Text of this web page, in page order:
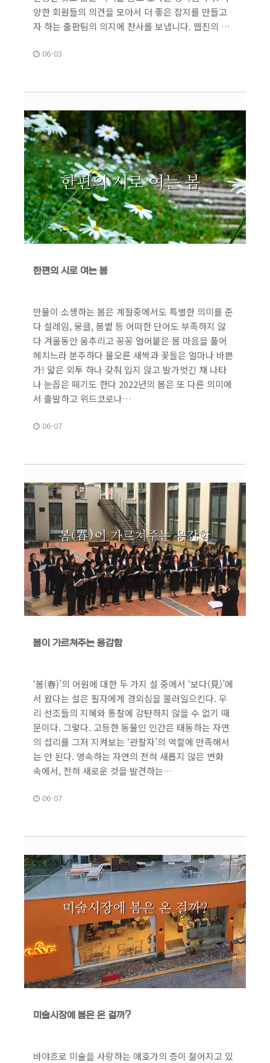
양한 회원들의 의견을 모아서 더 좋은 잡지를 만들고
자 하는 출판팀의 의지에 찬사를 보냅니다. 웹진의 …
06-03
한편의 시로 여는 봄
만물이 소생하는 봄은 계절중에서도 특별한 의미를 준
다 설레임, 뭉클, 봄볕 등 어떠한 단어도 부족하지 않
다 겨울동안 움추리고 꽁꽁 얼어붙은 몸 마음을 풀어
헤치느라 분주하다 물오른 새싹과 꽃들은 얼마나 바쁜
가! 얇은 외투 하나 갖춰 입지 않고 발가벗긴 채 나타
나 눈꼽은 떼기도 한다 2022년의 봄은 또 다른 의미에
서 출발하고 위드코로나…
06-07
봄이 가르쳐주는 용감함
‘봄(春)’의 어원에 대한 두 가지 설 중에서 ‘보다(見)’에
서 왔다는 설은 필자에게 경외심을 불러일으킨다. 우
리 선조들의 지혜와 통찰에 감탄하지 않을 수 없기 때
문이다. 그렇다. 고등한 동물인 인간은 태동하는 자연
의 섭리를 그저 지켜보는 ‘관찰자’의 역할에 만족해서
는 안 된다. 영속하는 자연의 전혀 새롭지 않은 변화
속에서, 전혀 새로운 것을 발견하는…
06-07
미술시장에 봄은 온 걸까?
바야흐로 미술을 사랑하는 애호가의 층이 젊어지고 있